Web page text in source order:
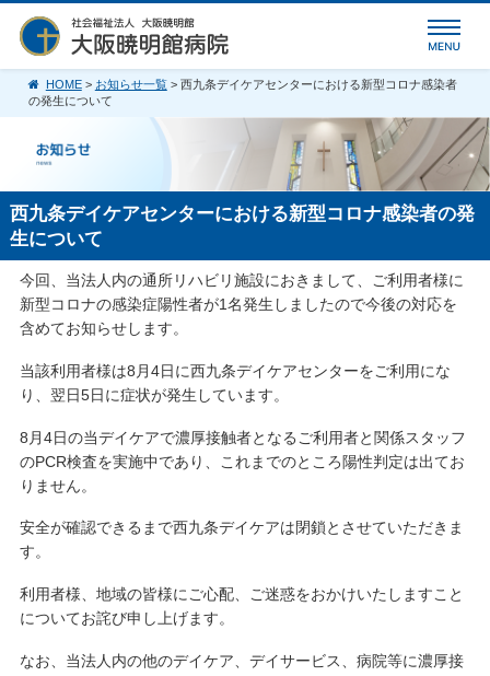
HOME> お知らせ一覧> 西九条デイケアセンターにおける新型コロナ感染者
の発生について
西九条デイケアセンターにおける新型コロナ感染者の発
生について
今回、当法人内の通所リハビリ施設におきまして、ご利用者様に
新型コロナの感染症陽性者が1名発生しましたので今後の対応を
含めてお知らせします。
当該利用者様は8月4日に西九条デイケアセンターをご利用にな
り、翌日5日に症状が発生しています。
8月4日の当デイケアで濃厚接触者となるご利用者と関係スタッフ
のPCR検査を実施中であり、これまでのところ陽性判定は出てお
りません。
安全が確認できるまで西九条デイケアは閉鎖とさせていただきま
す。
利用者様、地域の皆様にご心配、ご迷惑をおかけいたしますこと
についてお詫び申し上げます。
なお、当法人内の他のデイケア、デイサービス、病院等に濃厚接